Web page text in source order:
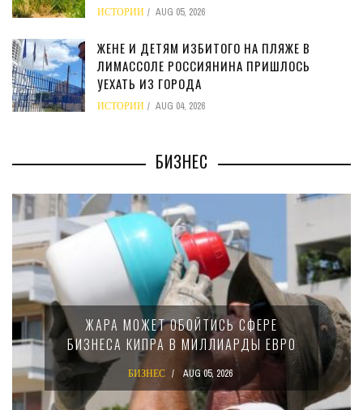
ИСТОРИИ AUG 05, 2026
ЖЕНЕ И ДЕТЯМ ИЗБИТОГО НА ПЛЯЖЕ В
ЛИМАССОЛЕ РОССИЯНИНА ПРИШЛОСЬ
УЕХАТЬ ИЗ ГОРОДА
ИСТОРИИ AUG 04, 2026
БИЗНЕС
МОЖЕТ ОБОЙТИСЬ СФЕРЕ
КИПРА В МИЛЛИАРДЫ ЕВРО
БИЗНЕС AUG 05, 2026
МИНФИН
15-